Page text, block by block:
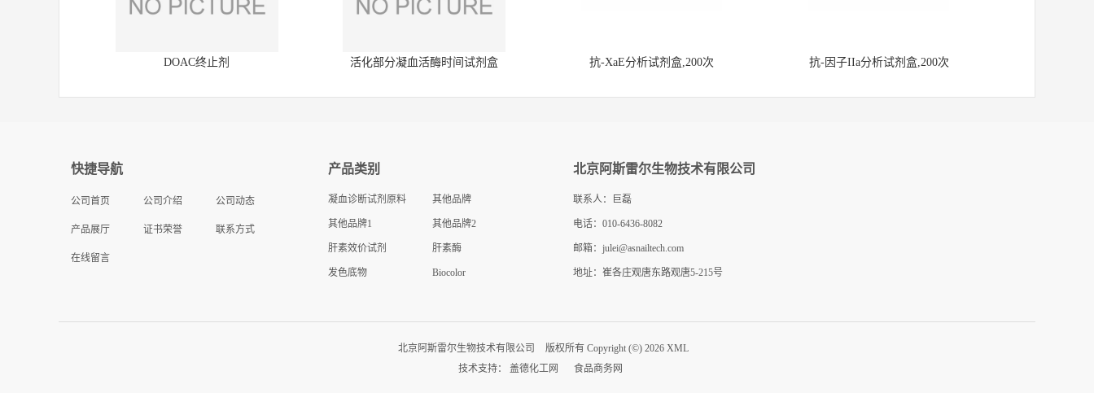
DOAC终止剂 活化部分凝血活酶时间试剂盒 抗-XaE分析试剂盒,200次 抗-因子IIa分析试剂盒,200次
快捷导航
公司首页 公司介绍 公司动态
产品展厅 证书荣誉 联系方式
在线留言
产品类别
凝血诊断试剂原料 其他品牌
其他品牌1 其他品牌2
肝素效价试剂 肝素酶
发色底物 Biocolor
北京阿斯雷尔生物技术有限公司
联系人：巨磊
电话：010-6436-8082
邮箱： julei@asnailtech.com
地址：崔各庄观唐东路观唐5-215号
北京阿斯雷尔生物技术有限公司 版权所有 Copyright (©) 2026 XML
技术支持： 盖德化工网 食品商务网